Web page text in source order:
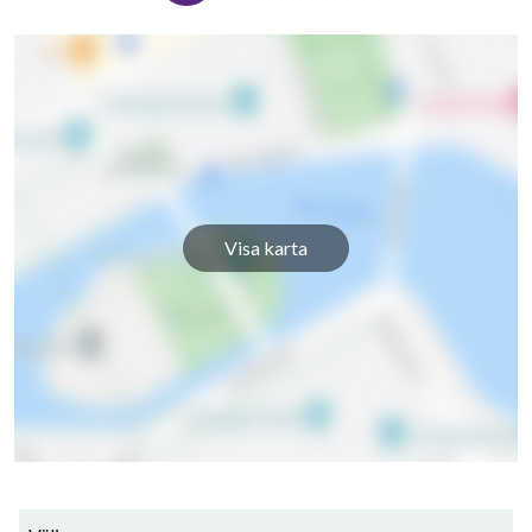
Visa karta